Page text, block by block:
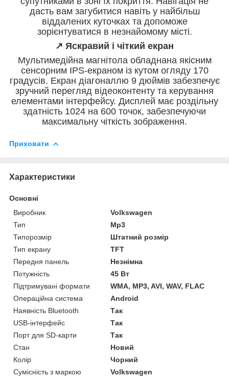
дасть вам загубитися навіть у найбільш
віддалених куточках та допоможе
зорієнтуватися в незнайомому місті.
↗️ Яскравий і чіткий екран
Мультимедійна магнітола обладнана якісним
сенсорним IPS-екраном із кутом огляду 170
градусів. Екран діагоналлю 9 дюймів забезпечує
зручний перегляд відеоконтенту та керування
елементами інтерфейсу. Дисплей має роздільну
здатність 1024 на 600 точок, забезпечуючи
максимальну чіткість зображення.
Приховати
Характеристики
Основні
Виробник
Volkswagen
Тип
Mp3
Типорозмір
Штатний розмір
Тип екрану
TFT
Передня панель
Незнімна
Потужність
45 Вт
Підтримувані формати
WMA, MP3, AVI, WAV, FLAC
Операційна система
Android
Наявність Bluetooth
Так
USB-інтерфейс
Так
Порт для SD-карти
Так
Стан
Новий
Колір
Чорний
Сумісність з маркою
Volkswagen